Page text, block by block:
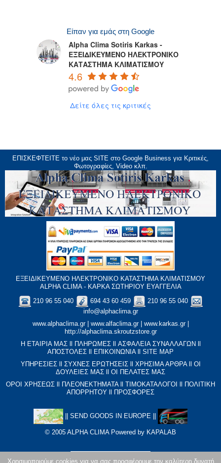
Είπαν για εμάς στη Google
Alpha Clima Sotiris Karkas -
ΕΞΕΙΔΙΚΕΥΜΕΝΟ ΗΛΕΚΤΡΟΝΙΚΟ
ΚΑΤΑΣΤΗΜΑ ΚΛΙΜΑΤΙΣΜΟΥ
4.6
Δείτε όλες τις κριτικές
ΕΠΙΣΚΕΦΤΕΙΤΕ το νέο μας SITE στο Google Business για Κριτικές,
Φωτογραφίες, Video κλπ.
ΕΞΕΙΔΙΚΕΥΜΕΝΟ ΗΛΕΚΤΡΟΝΙΚΟ ΚΑΤΑΣΤΗΜΑ ΚΛΙΜΑΤΙΣΜΟΥ
ALPHA CLIMA - ΚΑΡΚΑ ΣΩΤΗΡΙΟΥ ΕΥΑΓΓΕΛΙΑ
210 96 55 040
694 43 60 459
210 96 55 040
info@alphaclima.gr
www.alphaclima.gr| www.alfaclima.gr| www.karkas.gr|
http://alphaclima.skroutzstore.gr
Η ΕΤΑΙΡΙΑ ΜΑΣ
ΠΛΗΡΩΜΕΣ ΑΣΦΑΛΕΙΑ ΣΥΝΑΛΛΑΓΩΝ
ΑΠΟΣΤΟΛΕΣ
ΕΠΙΚΟΙΝΩΝΙΑ
SITE MAP
ΥΠΗΡΕΣΙΕΣll ΣΥΧΝΕΣ ΕΡΩΤΗΣΕΙΣll XΡΗΣΙΜΑ ΑΡΘΡΑll ΟΙ
ΔΟΥΛΕΙΕΣ ΜΑΣ
ΟΙ ΠΕΛΑΤΕΣ ΜΑΣ
ΟΡΟΙ ΧΡΗΣΕΩΣ
ΠΛΕΟΝΕΚΤΗΜΑΤΑll ΤΙΜΟΚΑΤΑΛΟΓΟΙ
ΠΟΛΙΤΙΚΗ
ΑΠΟΡΡΗΤΟΥ
ΠΡΟΣΦΟΡΕΣ
SEND GOODS IN EUROPE
© 2005 ALPHA CLIMA Powered by KAPALAB
Χρησιμοποιούμε cookies για να σας προσφέρουμε την καλύτερη δυνατή